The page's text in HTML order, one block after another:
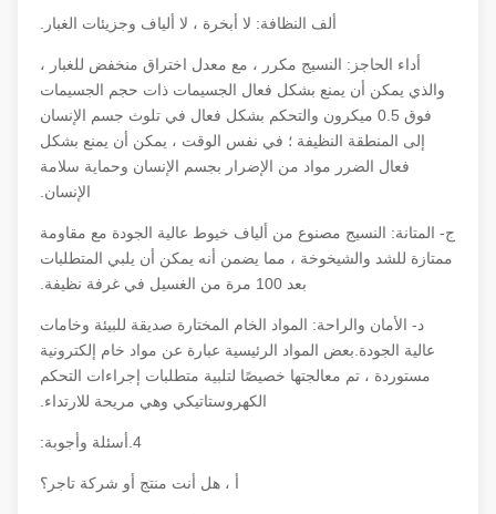
ألف النظافة: لا أبخرة ، لا ألياف وجزيئات الغبار.
أداء الحاجز: النسيج مكرر ، مع معدل اختراق منخفض للغبار ،
والذي يمكن أن يمنع بشكل فعال الجسيمات ذات حجم الجسيمات
فوق 0.5 ميكرون والتحكم بشكل فعال في تلوث جسم الإنسان
إلى المنطقة النظيفة ؛ في نفس الوقت ، يمكن أن يمنع بشكل
فعال الضرر مواد من الإضرار بجسم الإنسان وحماية سلامة
الإنسان.
ج- المتانة: النسيج مصنوع من ألياف خيوط عالية الجودة مع مقاومة
ممتازة للشد والشيخوخة ، مما يضمن أنه يمكن أن يلبي المتطلبات
د- الأمان والراحة: المواد الخام المختارة صديقة للبيئة وخامات
عالية الجودة.بعض المواد الرئيسية عبارة عن مواد خام إلكترونية
مستوردة ، تم معالجتها خصيصًا لتلبية متطلبات إجراءات التحكم
الكهروستاتيكي وهي مريحة للارتداء.
أ ، هل أنت منتج أو شركة تاجر؟